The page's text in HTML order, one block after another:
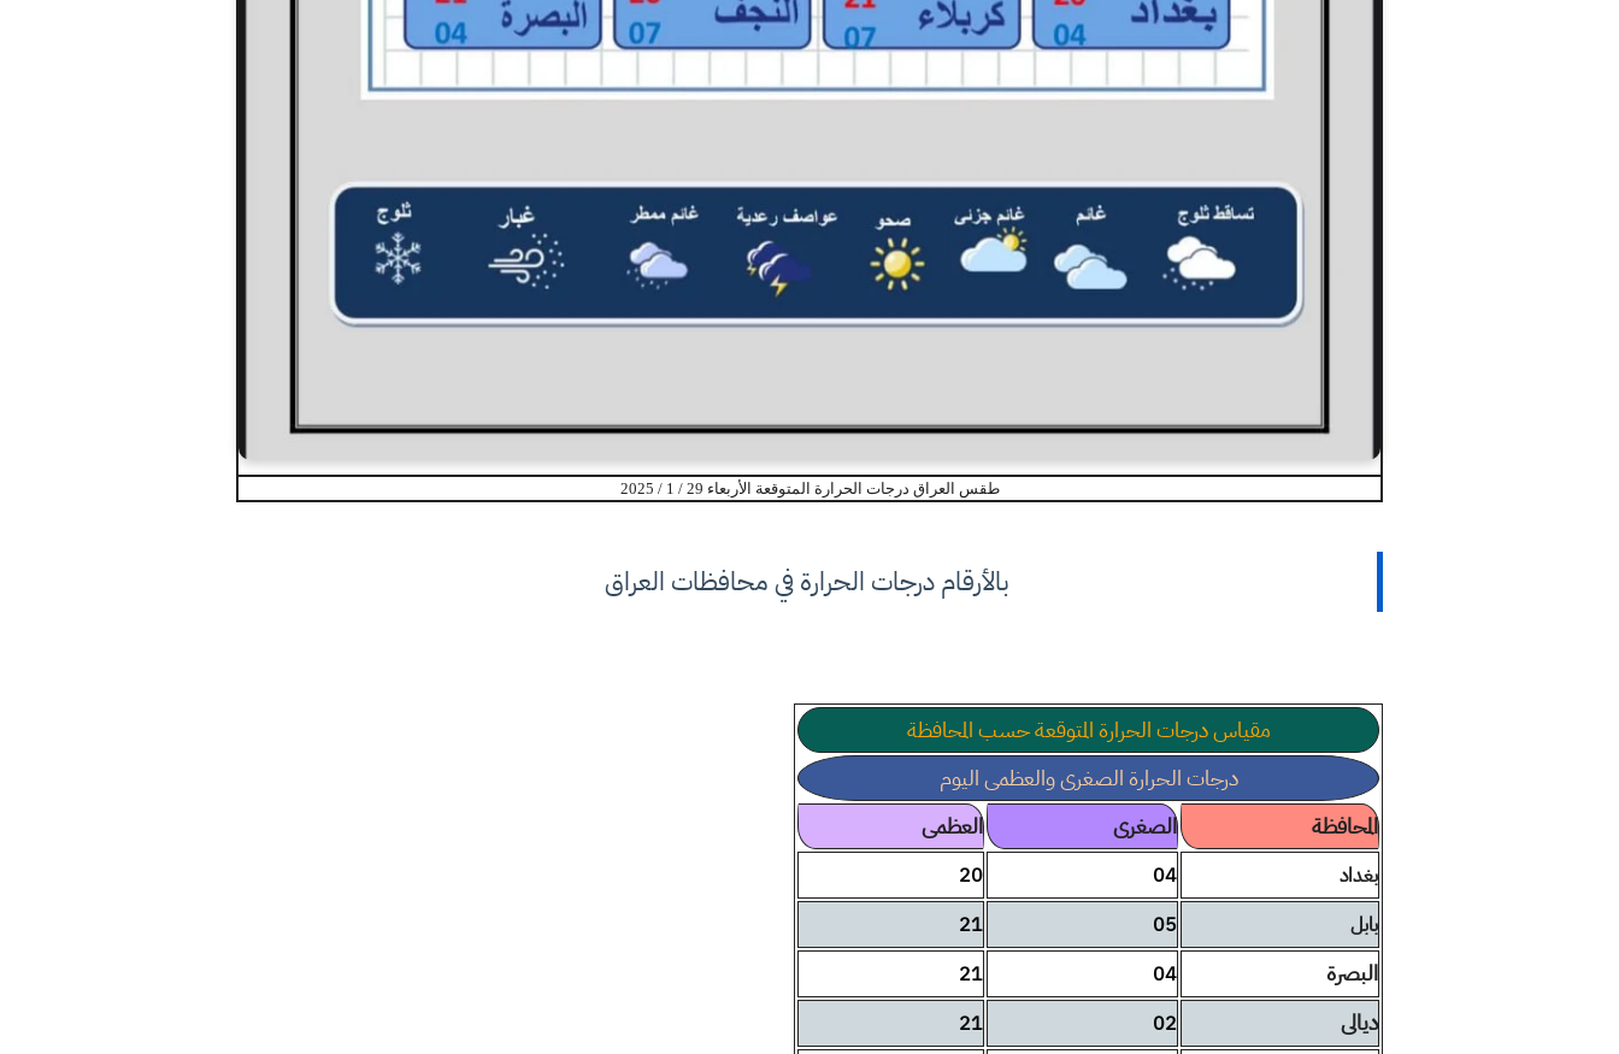
طقس العراق درجات الحرارة المتوقعة الأربعاء 29 / 1 / 2025
بالأرقام درجات الحرارة في محافظات العراق
مقياس درجات الحرارة المتوقعة حسب المحافظة
درجات الحرارة الصغرى والعظمى اليوم
المحافظة
الصغرى العظمى
بغداد 04
20
بابل
05
21
البصرة 04
21
ديالى 02
21